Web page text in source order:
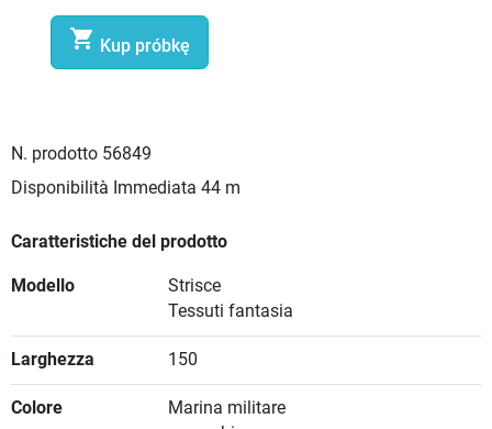
 Kup próbkę
N. prodotto 56849
Disponibilità Immediata 44 m
Caratteristiche del prodotto
Modello
Strisce
Tessuti fantasia
Larghezza 150
Colore
Marina militare